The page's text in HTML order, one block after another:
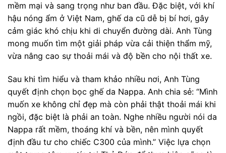
mềm mại và sang trọng như ban đầu. Đặc biệt, với khí
hậu nóng ẩm ở Việt Nam, ghế da cũ dễ bị bí hơi, gây
cảm giác khó chịu khi di chuyển đường dài. Anh Tùng
mong muốn tìm một giải pháp vừa cải thiện thẩm mỹ,
vừa nâng cao sự thoải mái và độ bền cho nội thất xe.
Sau khi tìm hiểu và tham khảo nhiều nơi, Anh Tùng
quyết định chọn bọc ghế da Nappa. Anh chia sẻ: “Mình
muốn xe không chỉ đẹp mà còn phải thật thoải mái khi
ngồi, đặc biệt là phải an toàn. Nghe nhiều người nói da
Nappa rất mềm, thoáng khí và bền, nên mình quyết
định đầu tư cho chiếc C300 của mình.” Việc lựa chọn